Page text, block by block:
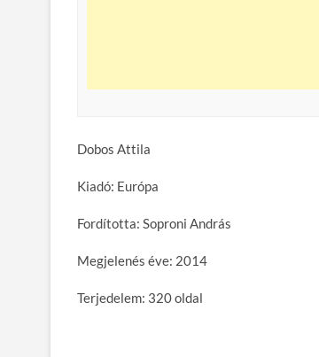
Dobos Attila
Kiadó: Európa
Fordította: Soproni András
Megjelenés éve: 2014
Terjedelem: 320 oldal